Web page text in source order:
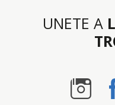
UNETE A